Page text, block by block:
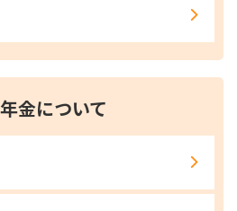
金について